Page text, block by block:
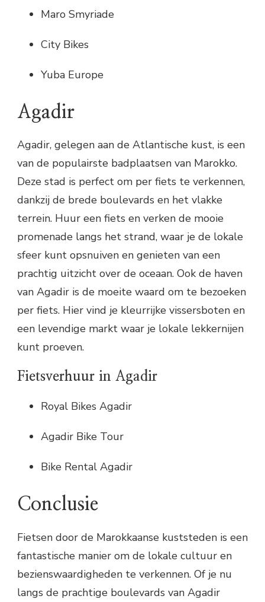
Maro Smyriade
City Bikes
Yuba Europe
Agadir
Agadir, gelegen aan de Atlantische kust, is een
van de populairste badplaatsen van Marokko.
Deze stad is perfect om per fiets te verkennen,
dankzij de brede boulevards en het vlakke
terrein. Huur een fiets en verken de mooie
promenade langs het strand, waar je de lokale
sfeer kunt opsnuiven en genieten van een
prachtig uitzicht over de oceaan. Ook de haven
van Agadir is de moeite waard om te bezoeken
per fiets. Hier vind je kleurrijke vissersboten en
een levendige markt waar je lokale lekkernijen
kunt proeven.
Fietsverhuur in Agadir
Royal Bikes Agadir
Agadir Bike Tour
Bike Rental Agadir
Conclusie
Fietsen door de Marokkaanse kuststeden is een
fantastische manier om de lokale cultuur en
bezienswaardigheden te verkennen. Of je nu
langs de prachtige boulevards van Agadir